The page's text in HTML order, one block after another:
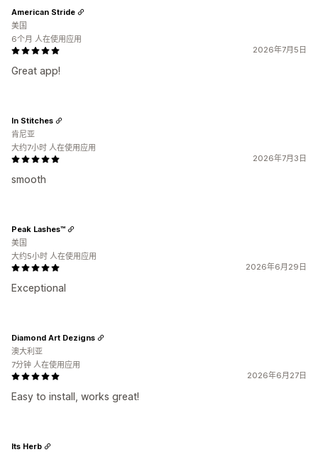
2026年7月5日
Great app!
American Stride
美国
6个月 人在使用应用
2026年7月3日
smooth
In Stitches
肯尼亚
大约7小时 人在使用应用
2026年6月29日
Exceptional
Peak Lashes™
美国
大约5小时 人在使用应用
2026年6月27日
Easy to install, works great!
Diamond Art Dezigns
澳大利亚
7分钟 人在使用应用
Its Herb